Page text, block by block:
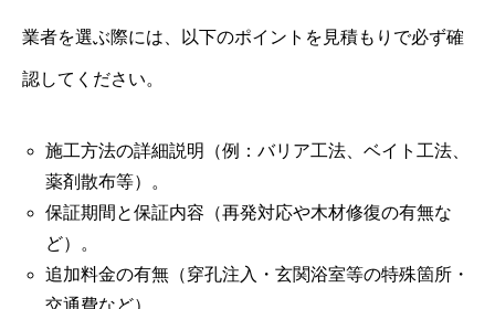
業者を選ぶ際には、以下のポイントを見積もりで必ず確
認してください。
施工方法の詳細説明（例：バリア工法、ベイト工法、
薬剤散布等）。
保証期間と保証内容（再発対応や木材修復の有無な
ど）。
追加料金の有無（穿孔注入・玄関浴室等の特殊箇所・
交通費など）。